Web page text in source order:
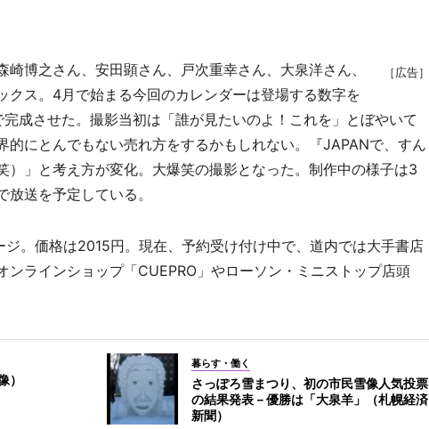
［広告］
博之さん、安田顕さん、戸次重幸さん、大泉洋さん、
クス。4月で始まる今回のカレンダーは登場する数字を
成させた。撮影当初は「誰が見たいのよ！これを」とぼやいて
的にとんでもない売れ方をするかもしれない。『JAPANで、すん
）」と考え方が変化。大爆笑の撮影となった。制作中の様子は3
送を予定している。
。価格は2015円。現在、予約受け付け中で、道内では大手書店
ンラインショップ「CUEPRO」やローソン・ミニストップ店頭
）
暮らす・働く
さっぽろ雪まつり、初の市民雪像人気投票
の結果発表－優勝は「大泉羊」（札幌経済
新聞）